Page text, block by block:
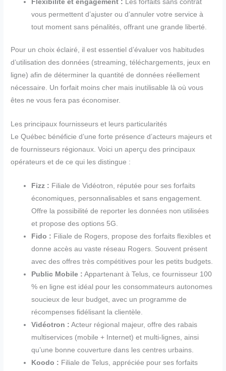
Flexibilité et engagement : Les forfaits sans contrat
vous permettent d’ajuster ou d’annuler votre service à
tout moment sans pénalités, offrant une grande liberté.
Pour un choix éclairé, il est essentiel d’évaluer vos habitudes
d’utilisation des données (streaming, téléchargements, jeux en
ligne) afin de déterminer la quantité de données réellement
nécessaire. Un forfait moins cher mais inutilisable là où vous
êtes ne vous fera pas économiser.
Les principaux fournisseurs et leurs particularités
Le Québec bénéficie d’une forte présence d’acteurs majeurs et
de fournisseurs régionaux. Voici un aperçu des principaux
opérateurs et de ce qui les distingue :
Fizz : Filiale de Vidéotron, réputée pour ses forfaits
économiques, personnalisables et sans engagement.
Offre la possibilité de reporter les données non utilisées
et propose des options 5G.
Fido : Filiale de Rogers, propose des forfaits flexibles et
donne accès au vaste réseau Rogers. Souvent présent
avec des offres très compétitives pour les petits budgets.
Public Mobile : Appartenant à Telus, ce fournisseur 100
% en ligne est idéal pour les consommateurs autonomes
soucieux de leur budget, avec un programme de
récompenses fidélisant la clientèle.
Vidéotron : Acteur régional majeur, offre des rabais
multiservices (mobile + Internet) et multi-lignes, ainsi
qu’une bonne couverture dans les centres urbains.
Koodo : Filiale de Telus, appréciée pour ses forfaits